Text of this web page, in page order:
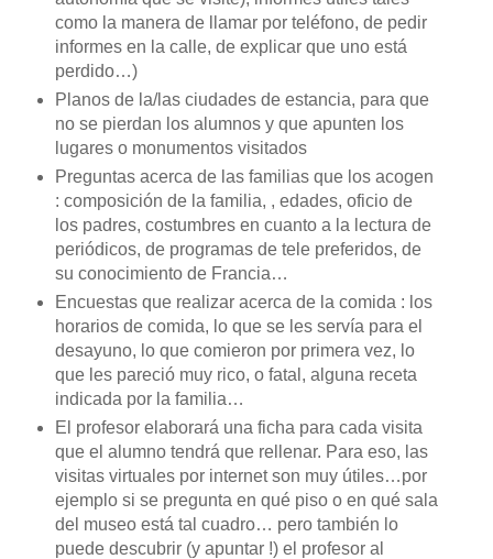
como la manera de llamar por teléfono, de pedir
informes en la calle, de explicar que uno está
perdido…)
Planos de la/las ciudades de estancia, para que
no se pierdan los alumnos y que apunten los
lugares o monumentos visitados
Preguntas acerca de las familias que los acogen
: composición de la familia, , edades, oficio de
los padres, costumbres en cuanto a la lectura de
periódicos, de programas de tele preferidos, de
su conocimiento de Francia…
Encuestas que realizar acerca de la comida : los
horarios de comida, lo que se les servía para el
desayuno, lo que comieron por primera vez, lo
que les pareció muy rico, o fatal, alguna receta
indicada por la familia…
El profesor elaborará una ficha para cada visita
que el alumno tendrá que rellenar. Para eso, las
visitas virtuales por internet son muy útiles…por
ejemplo si se pregunta en qué piso o en qué sala
del museo está tal cuadro… pero también lo
puede descubrir (y apuntar !) el profesor al